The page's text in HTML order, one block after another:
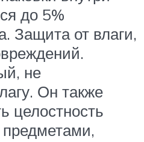
до 5%
Защита от влаги,
не
Он также
целостность
предметами,